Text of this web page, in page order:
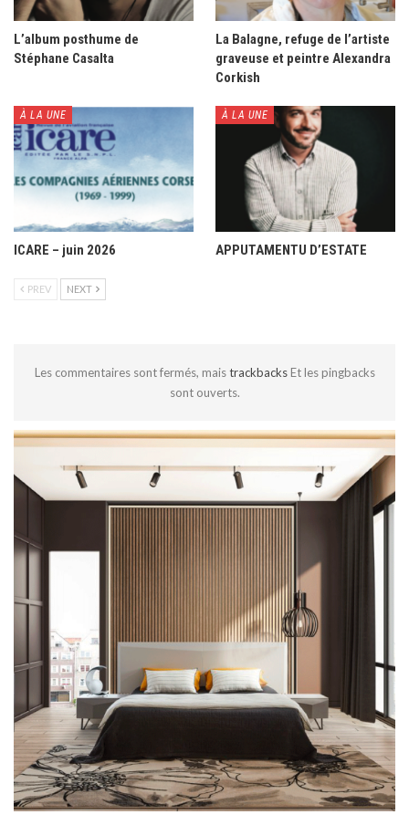
L’album posthume de
Stéphane Casalta
La Balagne, refuge de l’artiste
graveuse et peintre Alexandra
Corkish
À LA UNE
ICARE – juin 2026
À LA UNE
APPUTAMENTU D’ESTATE
PREV NEXT
Les commentaires sont fermés, maistrackbacks Et les pingbacks
sont ouverts.